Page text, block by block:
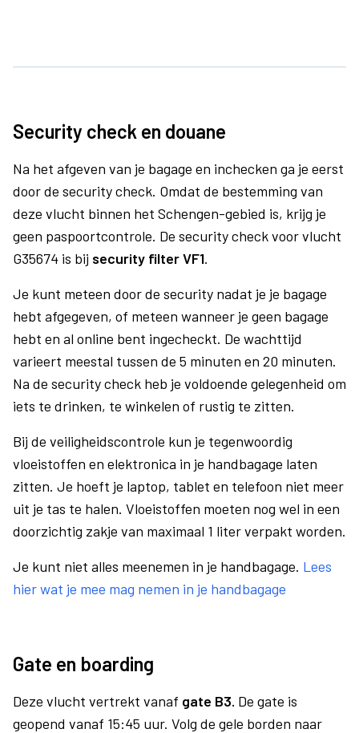
Security check en douane
Na het afgeven van je bagage en inchecken ga je eerst
door de security check. Omdat de bestemming van
deze vlucht binnen het Schengen-gebied is, krijg je
geen paspoortcontrole. De security check voor vlucht
G35674 is bij security filter VF1.
Je kunt meteen door de security nadat je je bagage
hebt afgegeven, of meteen wanneer je geen bagage
hebt en al online bent ingecheckt. De wachttijd
varieert meestal tussen de 5 minuten en 20 minuten.
Na de security check heb je voldoende gelegenheid om
iets te drinken, te winkelen of rustig te zitten.
Bij de veiligheidscontrole kun je tegenwoordig
vloeistoffen en elektronica in je handbagage laten
zitten. Je hoeft je laptop, tablet en telefoon niet meer
uit je tas te halen. Vloeistoffen moeten nog wel in een
doorzichtig zakje van maximaal 1 liter verpakt worden.
Je kunt niet alles meenemen in je handbagage. Lees
hier wat je mee mag nemen in je handbagage
Gate en boarding
Deze vlucht vertrekt vanaf gate B3. De gate is
geopend vanaf 15:45 uur. Volg de gele borden naar